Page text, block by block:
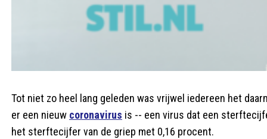
Tot niet zo heel lang geleden was vrijwel iedereen het
er een nieuw coronavirus is -- een virus dat een
het sterftecijfer van de griep met 0,16 procent.